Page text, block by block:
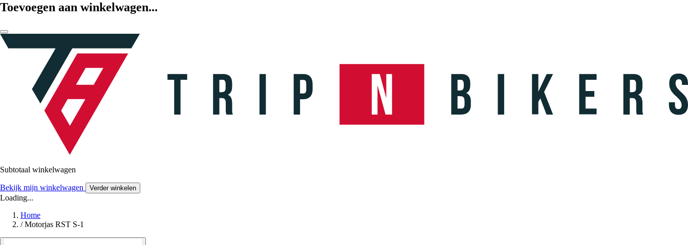
Toevoegen aan winkelwagen...
Subtotaal winkelwagen
Bekijk mijn winkelwagen Verder winkelen
Loading...
Home
/ Motorjas RST S-1